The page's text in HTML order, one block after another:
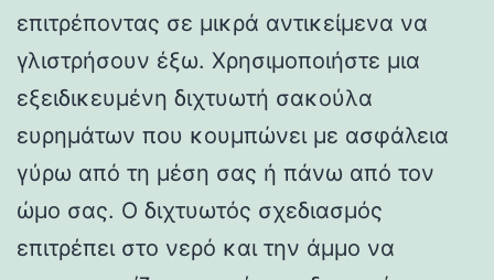
επιτρέποντας σε μικρά αντικείμενα να
γλιστρήσουν έξω. Χρησιμοποιήστε μια
εξειδικευμένη διχτυωτή σακούλα
ευρημάτων που κουμπώνει με ασφάλεια
γύρω από τη μέση σας ή πάνω από τον
ώμο σας. Ο διχτυωτός σχεδιασμός
επιτρέπει στο νερό και την άμμο να